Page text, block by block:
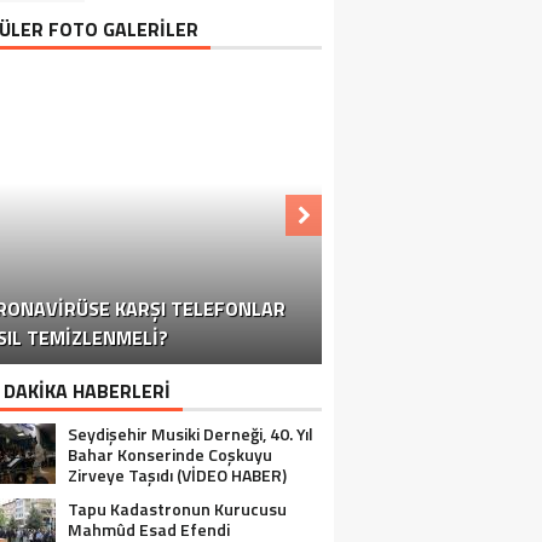
FOTO GALERİLER
KARŞI TELEFONLAR
TEMIZLENMELI?
KARŞI TELEFONLAR
NASIL TEMIZLENMELI?
KARŞI TELEFONLAR
NASIL TEMIZLENMELI?
KARŞI TELEFONLAR
NASIL TEMIZLENMELI?
KAR YAĞIŞI TRAFIĞI OLUMSUZ
YALIHÜYÜK’TE OZANLI GECE
HABERLERİ
Seydişehir Musiki Derneği, 40. Yıl
Bahar Konserinde Coşkuyu
Zirveye Taşıdı (VİDEO HABER)
Tapu Kadastronun Kurucusu
Mahmûd Esad Efendi